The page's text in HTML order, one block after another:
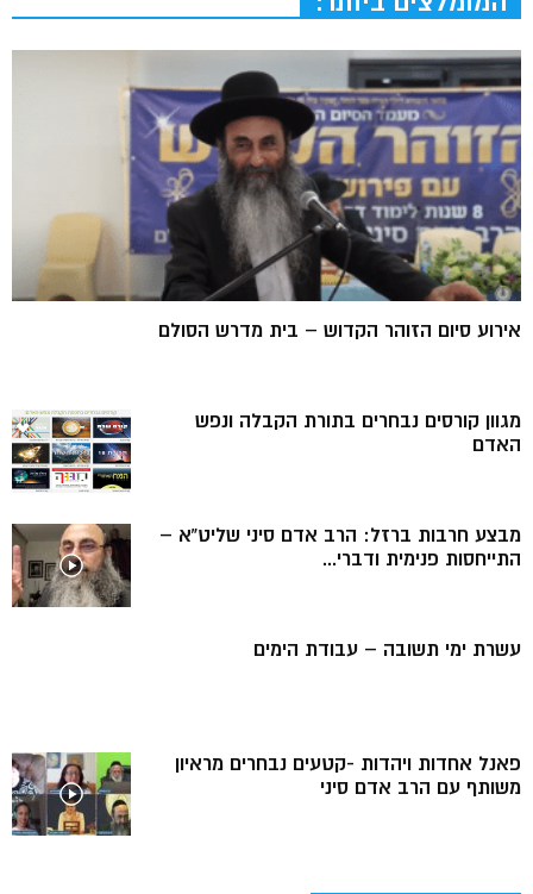
אירוע סיום הזוהר הקדוש – בית מדרש הסולם
מגוון קורסים נבחרים בתורת הקבלה ונפש
האדם
מבצע חרבות ברזל: הרב אדם סיני שליט”א –
התייחסות פנימית ודברי...
עשרת ימי תשובה – עבודת הימים
פאנל אחדות ויהדות -קטעים נבחרים מראיון
משותף עם הרב אדם סיני